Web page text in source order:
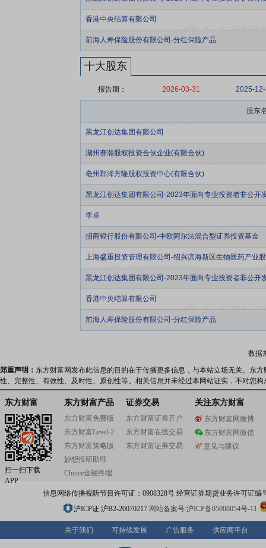
香港中央结算有限公司
前海人寿保险股份有限公司-分红保险产品
十大股东
报告期： 2026-03-31 2025-
股东
黑龙江创达集团有限公司
湖州赛瀚股权投资合伙企业(有限合伙)
亳州郡泽方隆股权投资中心(有限合伙)
黑龙江创达集团有限公司-2023年面向专业投资者非公开
李卓
招商银行股份有限公司-中欧阿尔法混合型证券投资基金
上海盛重投资管理有限公司-绍兴滨海新区生物医药产业
黑龙江创达集团有限公司-2023年面向专业投资者非公开
香港中央结算有限公司
前海人寿保险股份有限公司-分红保险产品
数据
郑重声明： 东方财富网发布此信息的目的在于传播更多信息，与本站立场无关。东
性、完整性、有效性、及时性、原创性等。相关信息并未经过本网站证实，不对您
东方财富
扫一扫下载
APP
东方财富产品
东方财富免费版
东方财富Level-2
东方财富策略版
妙想投研助理
Choice金融终端
证券交易
东方财富证券开户
东方财富在线交易
东方财富证券交易
关注东方财富
东方财富网微博
东方财富网微信
意见与建议
信息网络传播视听节目许可证：0908328号 经营证券期货业务许可证编
沪ICP证:沪B2-20070217 网站备案号:沪ICP备05006054号-11
关于我们 可持续发展 广告服务 供应商平台